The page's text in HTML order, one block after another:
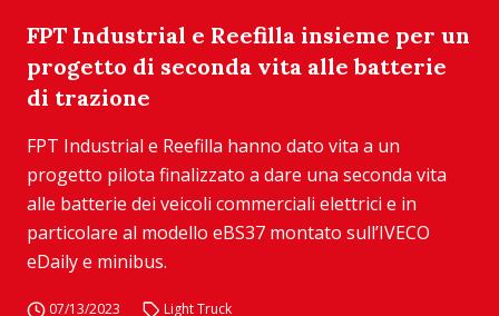
FPT Industrial e Reefilla insieme per un
progetto di seconda vita alle batterie
di trazione
FPT Industrial e Reefilla hanno dato vita a un
progetto pilota finalizzato a dare una seconda vita
alle batterie dei veicoli commerciali elettrici e in
particolare al modello eBS37 montato sull’IVECO
eDaily e minibus.
07/13/2023 Light Truck